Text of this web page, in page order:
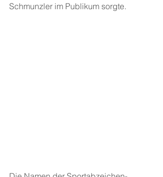
Schmunzler im Publikum sorgte.